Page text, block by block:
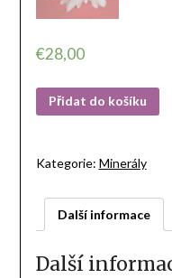
€28,00
Přidat do košíku
Kategorie: Minerály
Další informace
Další